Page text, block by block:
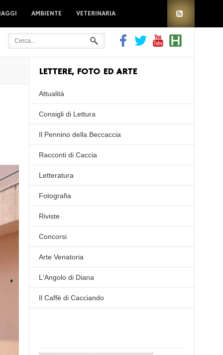
AMBIENTE VETERINARIA
LETTERE, FOTO ED ARTE
Attualità
Consigli di Lettura
Il Pennino della Beccaccia
Racconti di Caccia
Letteratura
Fotografia
Riviste
Concorsi
Arte Venatoria
L'Angolo di Diana
Il Caffè di Cacciando